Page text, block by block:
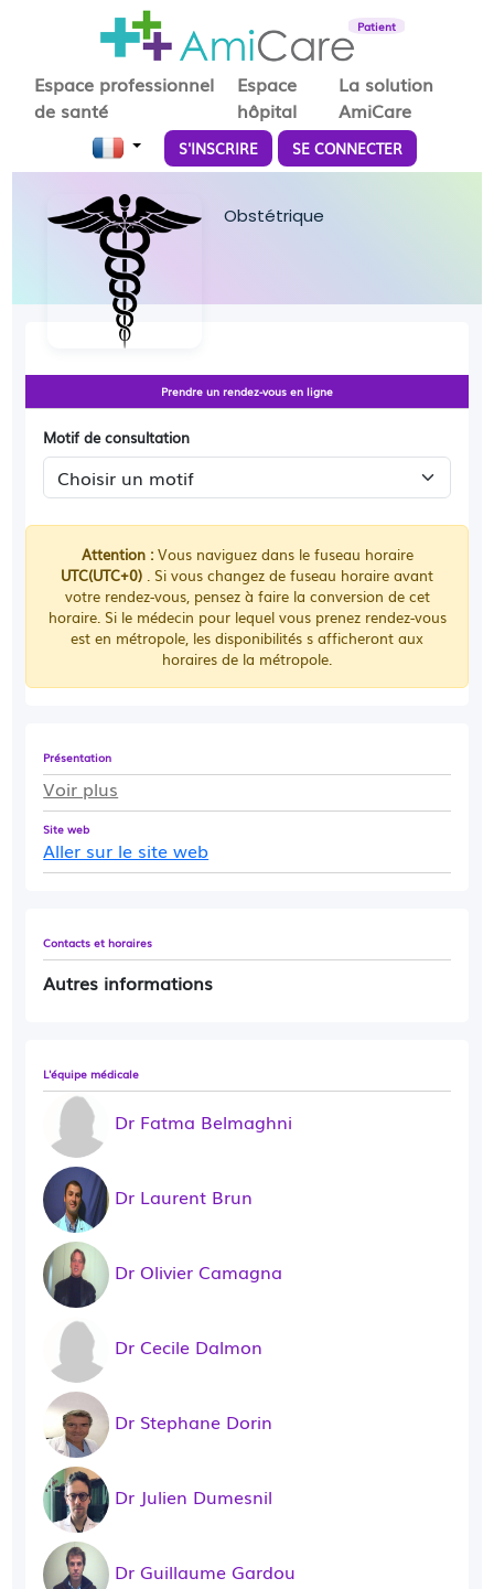
Patient
Espace professionnel
de santé
Espace
hôpital
La solution
AmiCare
S'INSCRIRE SE CONNECTER
Obstétrique
Présentation
Voir plus
Site web
Aller sur le site web
Contacts et horaires
Autres informations
L'équipe médicale
Dr Fatma Belmaghni
Dr Laurent Brun
Dr Olivier Camagna
Dr Cecile Dalmon
Dr Stephane Dorin
Dr Julien Dumesnil
Dr Guillaume Gardou
Prendre un rendez-vous en ligne
Motif de consultation
Attention :Vous naviguez dans le fuseau horaire
UTC(UTC+0) . Si vous changez de fuseau horaire avant
votre rendez-vous, pensez à faire la conversion de cet
horaire. Si le médecin pour lequel vous prenez rendez-vous
est en métropole, les disponibilités s afficheront aux
horaires de la métropole.